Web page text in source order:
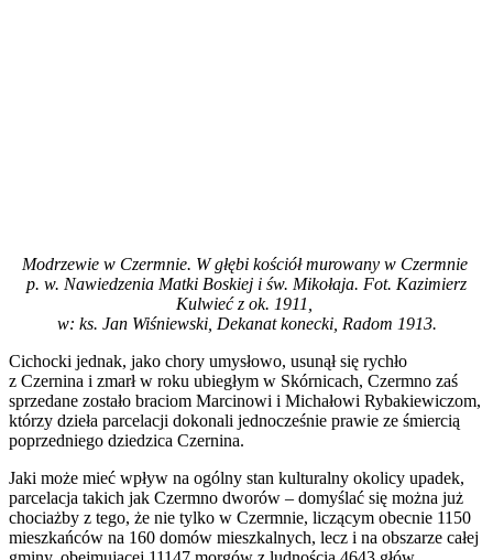
Modrzewie w Czermnie. W głębi kościół murowany w Czermnie
p. w. Nawiedzenia Matki Boskiej i św. Mikołaja. Fot. Kazimierz
Kulwieć z ok. 1911,
w: ks. Jan Wiśniewski, Dekanat konecki, Radom 1913.
Cichocki jednak, jako chory umysłowo, usunął się rychło
z Czernina i zmarł w roku ubiegłym w Skórnicach, Czermno zaś
sprzedane zostało braciom Marcinowi i Michałowi Rybakiewiczom,
którzy dzieła parcelacji dokonali jednocześnie prawie ze śmiercią
poprzedniego dziedzica Czernina.
Jaki może mieć wpływ na ogólny stan kulturalny okolicy upadek,
parcelacja takich jak Czermno dworów – domyślać się można już
chociażby z tego, że nie tylko w Czermnie, liczącym obecnie 1150
mieszkańców na 160 domów mieszkalnych, lecz i na obszarze całej